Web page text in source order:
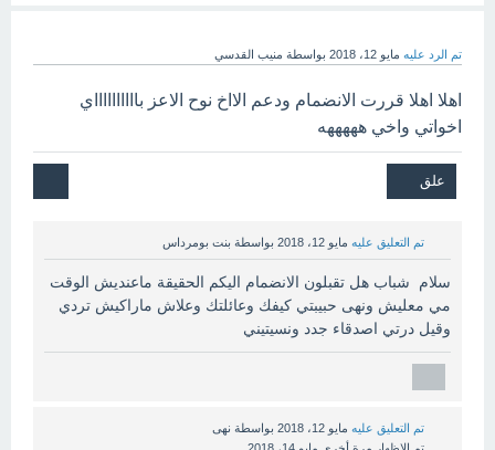
تم الرد عليه مايو 12، 2018 بواسطة منيب القدسي
اهلا اهلا قررت الانضمام ودعم الااخ نوح الاعز بااااااااااي
اخواتي واخي هههههه
تم التعليق عليه مايو 12، 2018 بواسطة بنت بومرداس
سلام شباب هل تقبلون الانضمام اليكم الحقيقة ماعنديش الوقت
مي معليش ونهى حبيبتي كيفك وعائلتك وعلاش ماراكيش تردي
وقيل درتي اصدقاء جدد ونسيتيني
تم التعليق عليه مايو 12، 2018 بواسطة نهى
تم الإظهار مرة أخرى
مايو 14، 2018